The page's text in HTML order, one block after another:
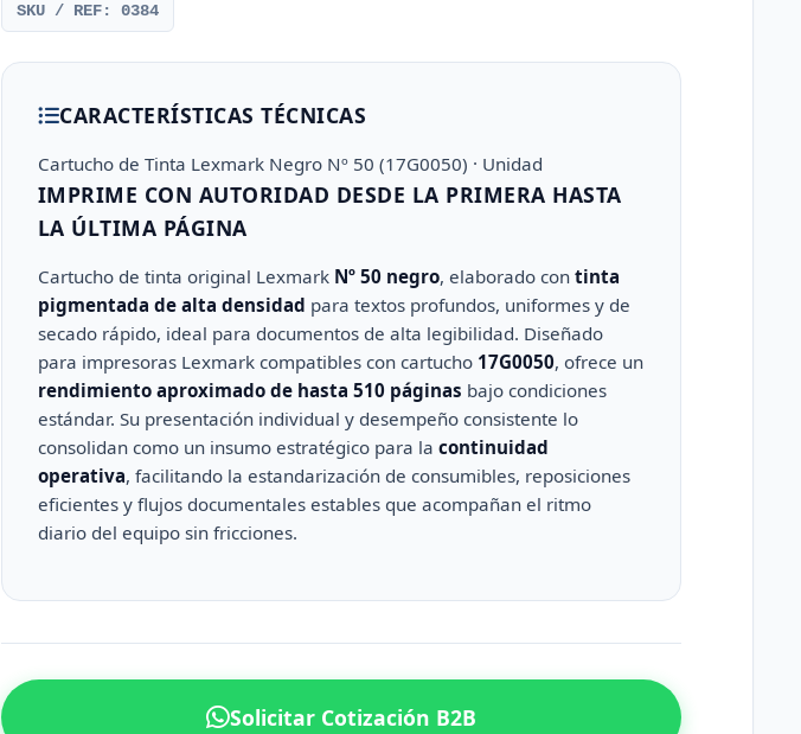
SKU / REF: 0384
CARACTERÍSTICAS TÉCNICAS
Cartucho de Tinta Lexmark Negro Nº 50 (17G0050) · Unidad
IMPRIME CON AUTORIDAD DESDE LA PRIMERA HASTA
LA ÚLTIMA PÁGINA
Cartucho de tinta original Lexmark Nº 50 negro, elaborado con tinta
pigmentada de alta densidad para textos profundos, uniformes y de
secado rápido, ideal para documentos de alta legibilidad. Diseñado
para impresoras Lexmark compatibles con cartucho 17G0050, ofrece un
rendimiento aproximado de hasta 510 páginas bajo condiciones
estándar. Su presentación individual y desempeño consistente lo
consolidan como un insumo estratégico para la continuidad
operativa, facilitando la estandarización de consumibles, reposiciones
eficientes y flujos documentales estables que acompañan el ritmo
diario del equipo sin fricciones.
Solicitar Cotización B2B